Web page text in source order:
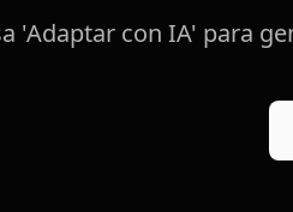
'Adaptar con IA' para